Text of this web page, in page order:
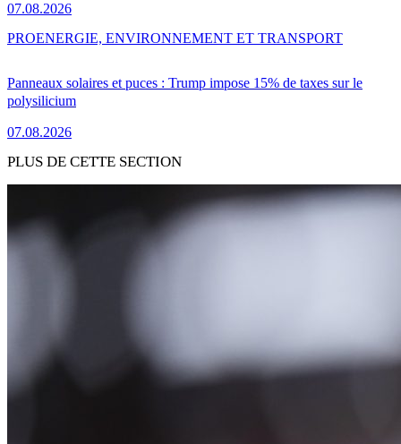
07.08.2026
Panneaux solaires et puces : Trump impose 15% de taxes sur le
polysilicium
07.08.2026
PROENERGIE, ENVIRONNEMENT ET TRANSPORT
PLUS DE CETTE SECTION